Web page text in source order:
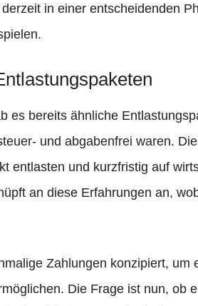
in einer entscheidenden
es bereits ähnliche
und abgabenfrei waren.
entlasten und kurzfristig auf
an diese Erfahrungen an,
Zahlungen konzipiert, um
Die Frage ist nun, ob